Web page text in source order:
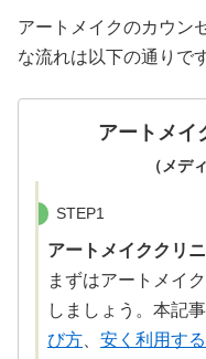
アートメイクのカウン
な流れは以下の通りで
アートメイ
（メデ
STEP1
アートメイククリ
まずはアートメイ
しましょう。本記
び方、 安く利用す